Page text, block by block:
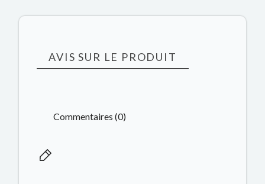
AVIS SUR LE PRODUIT
Commentaires (0)